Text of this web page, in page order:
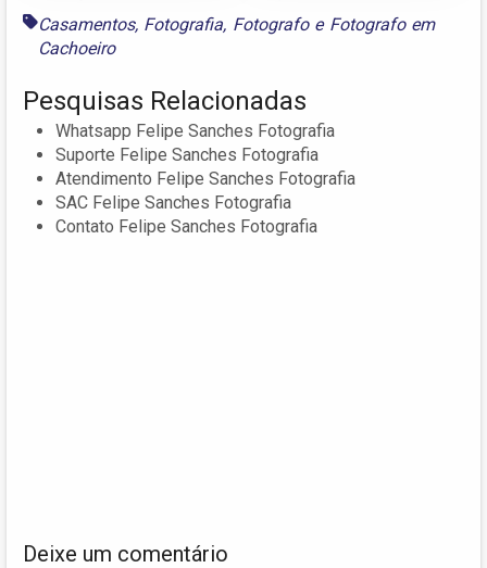
Casamentos, Fotografia, Fotografoe Fotografo em
Cachoeiro
Pesquisas Relacionadas
Whatsapp Felipe Sanches Fotografia
Suporte Felipe Sanches Fotografia
Atendimento Felipe Sanches Fotografia
SAC Felipe Sanches Fotografia
Contato Felipe Sanches Fotografia
Deixe um comentário